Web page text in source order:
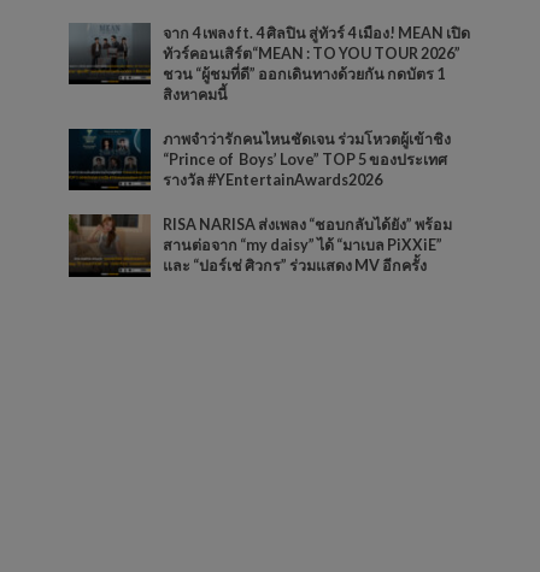
จาก 4 เพลง ft. 4 ศิลปิน สู่ทัวร์ 4 เมือง! MEAN เปิด
ทัวร์คอนเสิร์ต“MEAN : TO YOU TOUR 2026”
ชวน “ผู้ชมที่ดี” ออกเดินทางด้วยกัน กดบัตร 1
สิงหาคมนี้
ภาพจำว่ารักคนไหนชัดเจน ร่วมโหวตผู้เข้าชิง
“Prince of Boys’ Love” TOP 5 ของประเทศ
รางวัล #YEntertainAwards2026
RISA NARISA ส่งเพลง “ชอบกลับได้ยัง” พร้อม
สานต่อจาก “my daisy” ได้ “มาเบล PiXXiE”
และ “ปอร์เช่ ศิวกร” ร่วมแสดง MV อีกครั้ง